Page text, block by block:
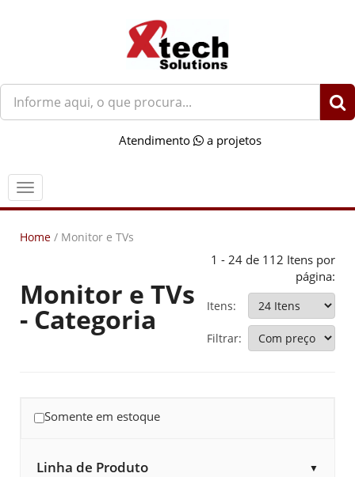
O
que
você
Atendimento a projetos
Menu
Home / Monitor e TVs
Monitor e TVs
- Categoria
1 - 24 de 112 Itens por
página:
Itens:
Filtrar:
Somente em estoque
Linha de Produto ▼